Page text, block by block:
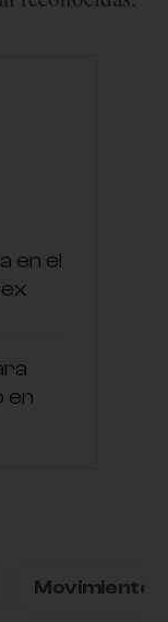
en el
en
Movimientos